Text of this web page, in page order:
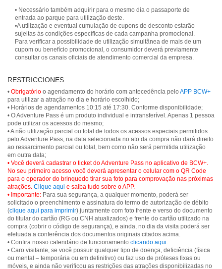
• Necessário também adquirir para o mesmo dia o passaporte de
entrada ao parque para utilização deste.
•A utilização e eventual cumulação de cupons de desconto estarão
sujeitas às condições específicas de cada campanha promocional.
Para verificar a possibilidade de utilização simultânea de mais de um
cupom ou benefício promocional, o consumidor deverá previamente
consultar os canais oficiais de atendimento comercial da empresa.
RESTRICCIONES
• Obrigatório o agendamento do horário com antecedência pelo APP BCW+
para utilizar a atração no dia e horário escolhido;
• Horários de agendamentos 10:15 até 17:30. Conforme disponibilidade;
• O Adventure Pass é um produto individual e intransferível. Apenas 1 pessoa
pode utilizar os acessos do mesmo;
• A não utilização parcial ou total de todos os acessos especiais permitidos
pelo Adventure Pass, na data selecionada no ato da compra não dará direito
ao ressarcimento parcial ou total, bem como não será permitida utilização
• Você deverá cadastrar o ticket do Adventure Pass no aplicativo de BCW+.
No seu primeiro acesso você deverá apresentar o celular com o QR Code
para o operador do brinquedo tirar sua foto para comprovação nas próximas
atrações. Clique aqui e saiba tudo sobre o APP.
• Importante: Para sua segurança, a qualquer momento, poderá ser
solicitado o preenchimento e assinatura do termo de autorização de débito
(clique aqui para imprimir) juntamente com foto frente e verso do documento
do titular do cartão (RG ou CNH atualizados) e frente do cartão utilizado na
compra (cobrir o código de segurança), e ainda, no dia da visita poderá ser
efetuada a conferência dos documentos originais citados acima.
• Confira nosso calendário de funcionamento clicando aqui.
• Caro visitante, se você possuir qualquer tipo de doença, deficiência (física
ou mental – temporária ou em definitivo) ou faz uso de próteses fixas ou
móveis, e ainda não verificou as restrições das atrações disponibilizadas no